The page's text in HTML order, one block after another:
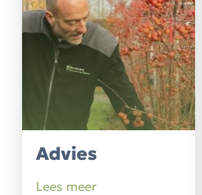
Advies
Lees meer